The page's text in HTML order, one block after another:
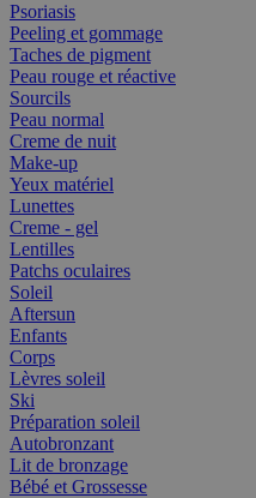
Psoriasis
Peeling et gommage
Taches de pigment
Peau rouge et réactive
Sourcils
Peau normal
Creme de nuit
Make-up
Yeux matériel
Lunettes
Creme - gel
Lentilles
Patchs oculaires
Soleil
Aftersun
Enfants
Corps
Lèvres soleil
Ski
Préparation soleil
Autobronzant
Lit de bronzage
Bébé et Grossesse